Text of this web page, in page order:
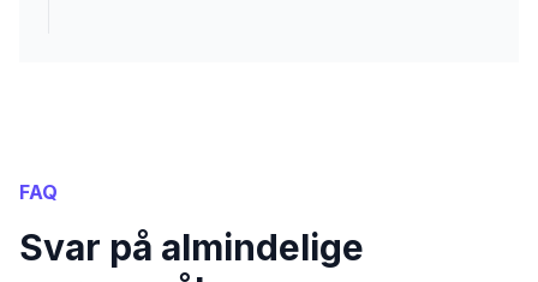
FAQ
Svar på almindelige